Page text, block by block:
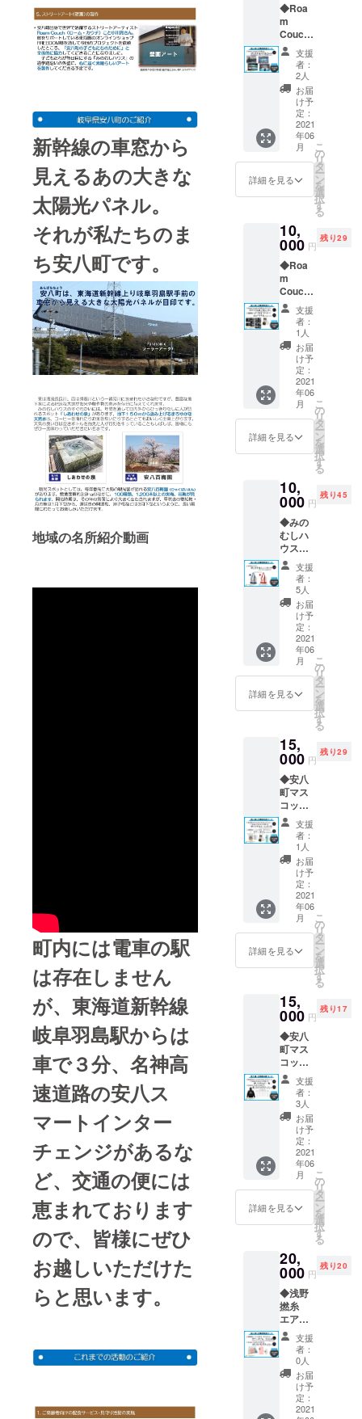
新幹線の車窓から
見えるあの大きな
太陽光パネル。
それが私たちのま
ち安八町です。
地域の名所紹介動画
町内には電車の駅
は存在しません
が、東海道新幹線
岐阜羽島駅からは
車で３分、名神高
速道路の安八ス
マートインター
チェンジがあるな
ど、交通の便には
恵まれております
ので、皆様にぜひ
お越しいただけた
らと思います。
◆Roa
m
Couch/
小川亮
さん
オリジ
ナルポ
スト
カー
ド タ
ギング
付き 1
枚 ※作
品の指
定はで
きませ
支援
者：
2人
お届
け予
定：
2021
年06
月
詳細を見る
こ
の
リ
タ
ー
ン
を
選
択
す
る
10,
000 円
残り29
◆Roa
m
Couch/
小川亮
さんサ
イン入
り オ
リジナ
ル卓上
カレン
ダー×１
セット
※2021
年6月～
2022年
6月まで
ンダー
◆浅野
撚糸
エアー
かお
る ダ
ディ
ボー
イ エ
ニータ
イム×１
枚 ※色
の指定
はでき
ません
支援
者：
1人
お届
け予
定：
2021
年06
月
詳細を見る
こ
の
リ
タ
ー
ン
を
選
択
す
る
10,
000 円
残り45
◆みの
むしハ
ウス
オリジ
ナル
トート
バック×
１個 ※
色をお
選びく
ださい
（ネイ
ビー・
レッ
ド）
支援
者：
5人
お届
け予
定：
2021
年06
月
詳細を見る
こ
の
リ
タ
ー
ン
を
選
択
す
る
15,
000 円
残り29
◆安八
町マス
コット
キャラ
クター
「アン
ビー」
×Roam
Couch/
小川亮
さん オ
リジナ
ルトー
トバッ
ク×１個
◆浅野
エアー
かお
る ダ
ディ
ボー
イ エ
ニータ
イム×１
枚 ※色
の指定
はでき
ません
支援
者：
1人
お届
け予
定：
2021
年06
月
詳細を見る
こ
の
リ
タ
ー
ン
を
選
択
す
る
15,
000 円
残り17
◆安八
町マス
コット
キャラ
クター
「アン
ビー」
×Roam
Couch/
小川亮
さん オ
リジナ
ルパー
カー×１
枚 ※サ
イズを
くださ
い
（Ｓ・
Ｍ・
Ｌ・Ｘ
Ｌ・Ｘ
ＸＬ・
ＸＸＸ
ｌ）
◆「Ro
Couch/
小川亮
支援
者：
3人
お届
け予
定：
2021
年06
月
詳細を見る
こ
の
リ
タ
ー
ン
を
選
択
す
る
20,
000 円
残り20
◆浅野
撚糸
エアー
かお
る ダ
ディ
ボー
イ エ
ニータ
イム
支援
者：
0人
お届
け予
定：
2021